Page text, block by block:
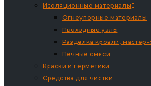
Изоляционные материалы
Огнеупорные материалы
Проходные узлы
Разделка кровли,
Печные смеси
Краски и герметики
Средства для чистки